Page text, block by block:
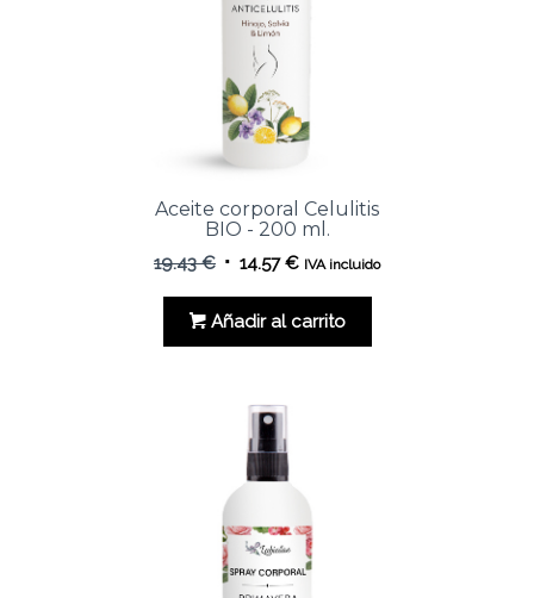
Aceite corporal Celulitis
BIO - 200 ml.
19.43€ El
original
era:
14.57€El
actual
es:
IVA incluido
Añadir al carrito